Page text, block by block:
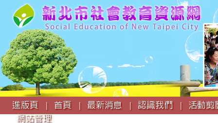
:::
進版頁 |
首頁 | 最新消息 | 認識我們 |
活動
網站管理